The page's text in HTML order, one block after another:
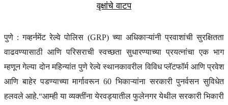
वृक्षांचे वाटप
पुणे :गव्हर्नमेंट रेल्वे पोलिस (GRP) च्या अधिकाऱ्यांनी प्रवाशांची सुरक्षितता
वाढवण्यासाठी आणि परिसराची स्वच्छता सुधारण्याच्या प्रयत्नांचा एक भाग
म्हणून गेल्या दोन महिन्यांत पुणे रेल्वे स्थानकावरील विविध प्लॅटफॉर्म आणि प्रवेश
आणि बाहेर पडण्याच्या मार्गावरून 60 भिकाऱ्यांना सरकारी पुनर्वसन सुविधेत
हलवले आहे.“आम्ही या व्यक्तींना येरवड्यातील फुलेनगर येथील सरकारी भिकारी